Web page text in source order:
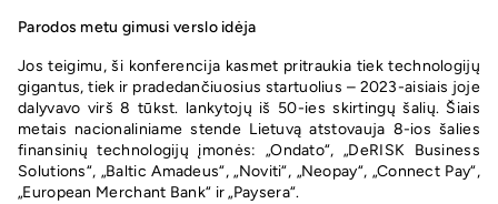
Parodos metu gimusi verslo idėja
Jos teigimu, ši konferencija kasmet pritraukia tiek technologijų
gigantus, tiek ir pradedančiuosius startuolius – 2023-aisiais joje
dalyvavo virš 8 tūkst. lankytojų iš 50-ies skirtingų šalių. Šiais
metais nacionaliniame stende Lietuvą atstovauja 8-ios šalies
finansinių technologijų įmonės: „Ondato“, „DeRISK Business
Solutions“, „Baltic Amadeus“, „Noviti“, „Neopay“, „Connect Pay“,
„European Merchant Bank“ ir „Paysera“.